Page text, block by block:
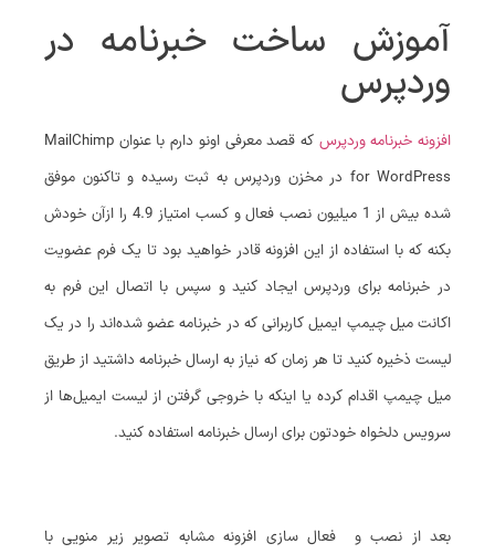
آموزش ساخت خبرنامه در
وردپرس
افزونه خبرنامه وردپرس
که قصد معرفی اونو دارم با عنوان MailChimp
for WordPress در مخزن وردپرس به ثبت رسیده و تاکنون موفق
شده بیش از 1 میلیون نصب فعال و کسب امتیاز 4.9 را ازآن خودش
بکنه که با استفاده از این افزونه قادر خواهید بود تا یک فرم عضویت
در خبرنامه برای وردپرس ایجاد کنید و سپس با اتصال این فرم به
اکانت میل چیمپ ایمیل کاربرانی که در خبرنامه عضو شده‌اند را در یک
لیست ذخیره کنید تا هر زمان که نیاز به ارسال خبرنامه داشتید از طریق
میل چیمپ اقدام کرده یا اینکه با خروجی گرفتن از لیست ایمیل‌ها از
سرویس دلخواه خودتون برای ارسال خبرنامه استفاده کنید.
بعد از نصب و فعال سازی افزونه مشابه تصویر زیر منویی با